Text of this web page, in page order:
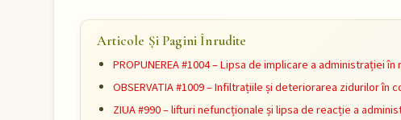
Articole Și Pagini Înrudite
PROPUNEREA #1004 – Lipsa de implicare a administrației
OBSERVATIA #1009 – Infiltrațiile și deteriorarea zidurilor în
ZIUA #990 – lifturi nefuncționale și lipsa de reacție a